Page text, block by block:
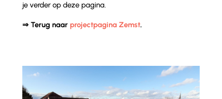
je verder op deze pagina.
⇒ Terug naar projectpagina Zemst.